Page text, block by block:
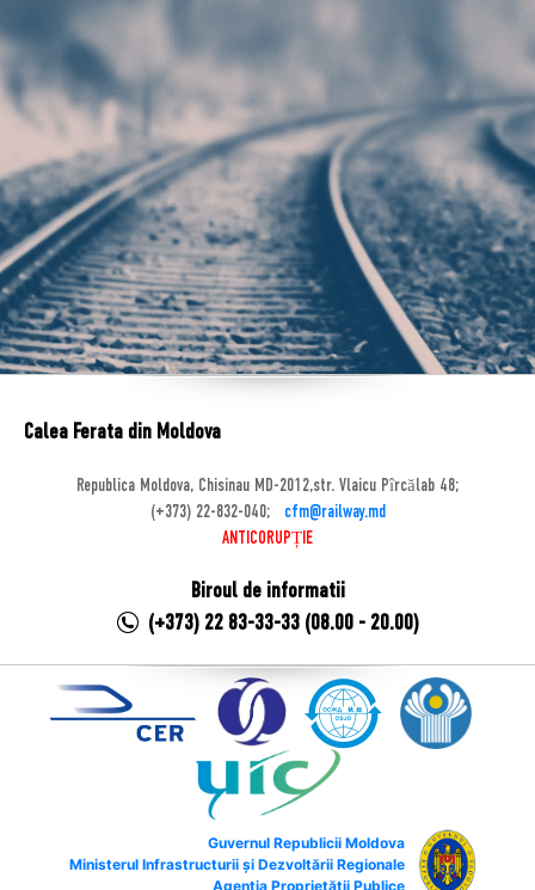
Calea Ferata din Moldova
Republica Moldova, Chisinau MD-2012,str. Vlaicu Pîrcălab 48;
(+373) 22-832-040;
cfm@railway.md
ANTICORUPȚIE
Biroul de informatii
(+373) 22 83-33-33 (08.00 - 20.00)
Guvernul Republicii Moldova
Ministerul Infrastructurii și Dezvoltării Regionale
Agenția Proprietății Publice